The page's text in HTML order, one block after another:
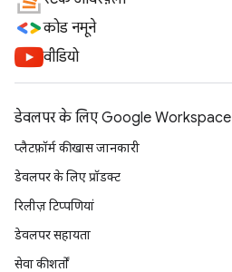
कोड नमूने
वीडियो
डेवलपर के लिए Google Workspace
प्लैटफ़ॉर्म की खास जानकारी
डेवलपर के लिए प्रॉडक्ट
रिलीज़ टिप्पणियां
डेवलपर सहायता
सेवा की शर्तों